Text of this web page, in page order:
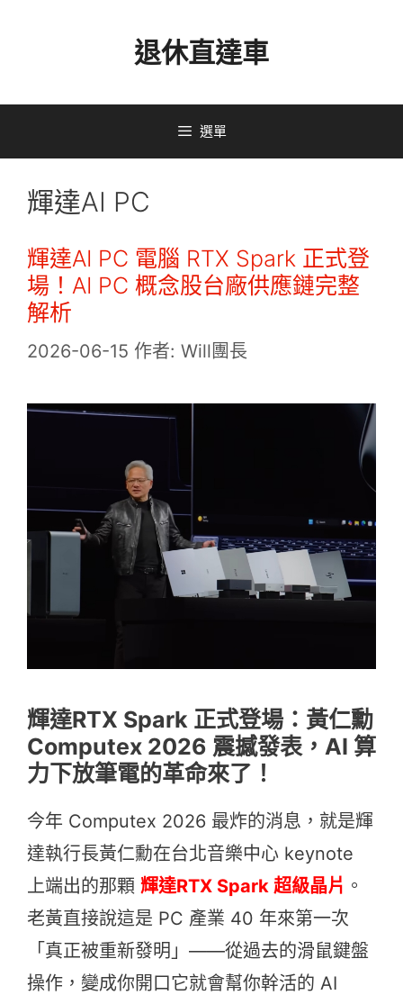
退休直達車
選單
輝達AI PC
輝達AI PC 電腦 RTX Spark 正式登
場！AI PC 概念股台廠供應鏈完整
解析
2026-06-15 作者: Will團長
輝達RTX Spark 正式登場：黃仁勳
Computex 2026 震撼發表，AI 算
力下放筆電的革命來了！
今年 Computex 2026 最炸的消息，就是輝
達執行長黃仁勳在台北音樂中心 keynote
上端出的那顆 輝達RTX Spark 超級晶片 。
老黃直接說這是 PC 產業 40 年來第一次
「真正被重新發明」——從過去的滑鼠鍵盤
操作，變成你開口它就會幫你幹活的 AI